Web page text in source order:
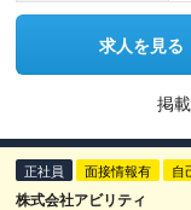
求人を見る
掲
正社員 面接情報有 自
株式会社アビリティ